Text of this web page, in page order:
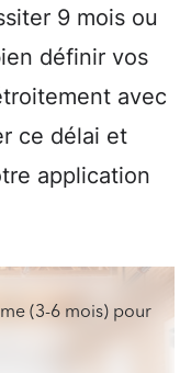
9 mois ou
définir vos
avec
ce délai et
application
(3-6 mois) pour